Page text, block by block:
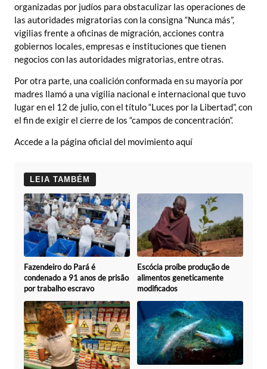
organizadas por judíos para obstaculizar las operaciones de
las autoridades migratorias con la consigna “Nunca más”,
vigilias frente a oficinas de migración, acciones contra
gobiernos locales, empresas e instituciones que tienen
negocios con las autoridades migratorias, entre otras.
Por otra parte, una coalición conformada en su mayoría por
madres llamó a una vigilia nacional e internacional que tuvo
lugar en el 12 de julio, con el título “Luces por la Libertad”, con
el fin de exigir el cierre de los “campos de concentración”.
Accede a la página oficial del movimiento aquí
LEIA TAMBÉM
Fazendeiro do Pará é
condenado a 91 anos de prisão
por trabalho escravo
Escócia proíbe produção de
alimentos geneticamente
modificados